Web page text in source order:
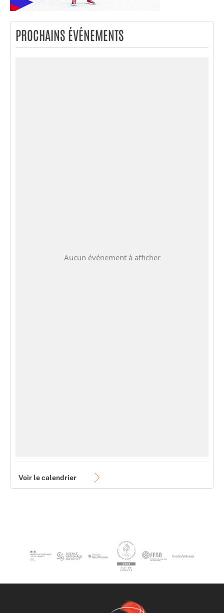
PROCHAINS ÉVÉNEMENTS
Aucun événement à afficher
Voir le calendrier